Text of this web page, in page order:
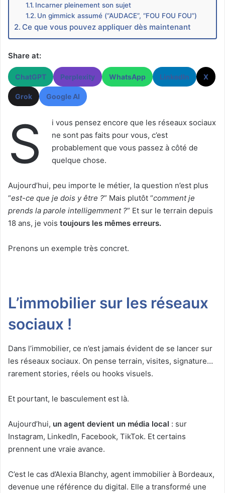
Incarner pleinement son sujet
Un gimmick assumé (“AUDACE”, “FOU FOU FOU”)
Ce que vous pouvez appliquer dès maintenant
Share at:
ChatGPT Perplexity WhatsApp LinkedIn X
Grok Google AI
S
i vous pensez encore que les réseaux sociaux
ne sont pas faits pour vous, c’est
probablement que vous passez à côté de
quelque chose.
Aujourd’hui, peu importe le métier, la question n’est plus
“est-ce que je dois y être ?” Mais plutôt “comment je
prends la parole intelligemment ?” Et sur le terrain depuis
18 ans, je vois toujours les mêmes erreurs.
Prenons un exemple très concret.
L’immobilier sur les réseaux
sociaux !
Dans l’immobilier, ce n’est jamais évident de se lancer sur
les réseaux sociaux. On pense terrain, visites, signature…
rarement stories, réels ou hooks visuels.
Et pourtant, le basculement est là.
Aujourd’hui, un agent devient un média local : sur
Instagram, LinkedIn, Facebook, TikTok. Et certains
prennent une vraie avance.
C’est le cas d’Alexia Blanchy, agent immobilier à Bordeaux,
devenue une référence du digital. Elle a transformé une